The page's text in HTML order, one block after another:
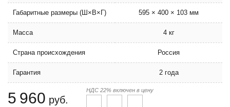
Габаритные размеры (Ш×В×Г) 595 × 400 × 103 мм
Масса 4 кг
Страна происхождения Россия
Гарантия 2 года
5 960 руб.
НДС 22% включен в цену